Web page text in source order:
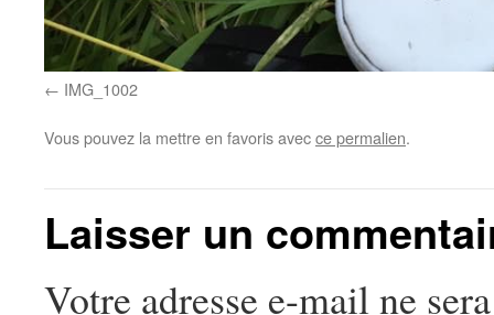
IMG_1002
Vous pouvez la mettre en favoris avecce permalien.
Laisser un
Votre adresse e-mail ne